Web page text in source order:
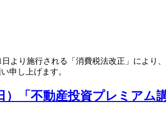
より施行される「消費税法改正」により
申し上げます。
）「不動産投資プレミアム